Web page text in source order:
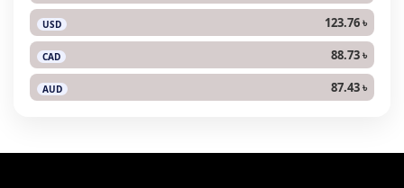
USD 123.76 ৳
CAD 88.73 ৳
AUD 87.43 ৳